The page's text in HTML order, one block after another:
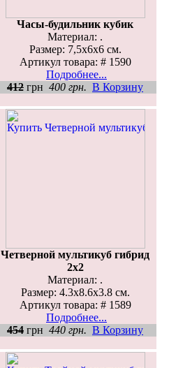
Часы-будильник кубик
Материал: .
Размер: 7,5x6x6 см.
Артикул товара: # 1590
Подробнее...
412 грн 400 грн. В Корзину
Четверной мультикуб гибрид
2х2
Материал: .
Размер: 4.3x8.6x3.8 см.
Артикул товара: # 1589
Подробнее...
454 грн 440 грн. В Корзину